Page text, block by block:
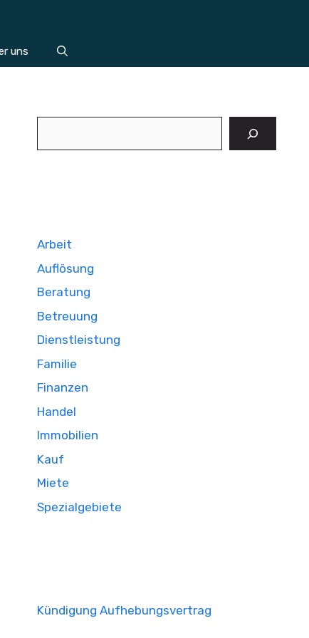
uns
Arbeit
Auflösung
Beratung
Betreuung
Dienstleistung
Familie
Finanzen
Handel
Immobilien
Kauf
Miete
Spezialgebiete
Kündigung Aufhebungsvertrag